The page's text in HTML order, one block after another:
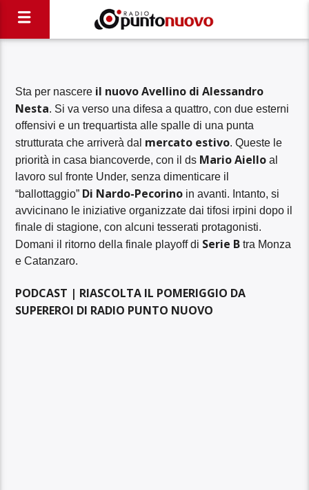
Sta per nascere il nuovo Avellino di Alessandro
Nesta. Si va verso una difesa a quattro, con due esterni
offensivi e un trequartista alle spalle di una punta
strutturata che arriverà dal mercato estivo. Queste le
priorità in casa biancoverde, con il ds Mario Aiello al
lavoro sul fronte Under, senza dimenticare il
“ballottaggio” Di Nardo-Pecorino in avanti. Intanto, si
avvicinano le iniziative organizzate dai tifosi irpini dopo il
finale di stagione, con alcuni tesserati protagonisti.
Domani il ritorno della finale playoff di Serie B tra Monza
e Catanzaro.
PODCAST | RIASCOLTA IL POMERIGGIO DA
SUPEREROI DI RADIO PUNTO NUOVO